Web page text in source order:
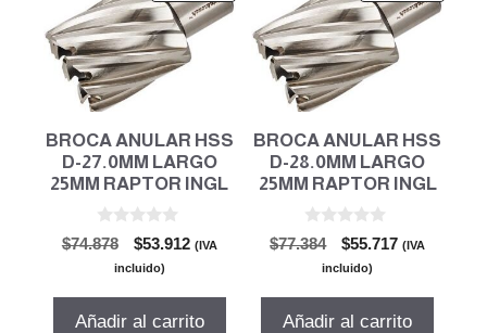
BROCA ANULAR HSS
D-27.0MM LARGO
25MM RAPTOR INGL
0
d
$74.878
El
precio
era:
$53.912El(IVA
incluido)
Añadir al carrito
BROCA ANULAR HSS
D-28.0MM LARGO
25MM RAPTOR INGL
0
d
$77.384
El
precio
era:
$55.717El(IVA
incluido)
Añadir al carrito